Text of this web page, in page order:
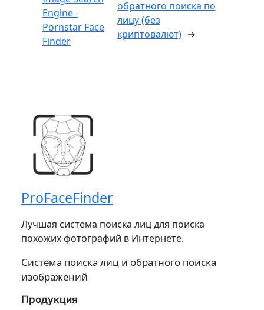
Engine -
Pornstar Face
Finder
обратного поиска по
лицу (без
криптовалют) →
ProFaceFinder
Лучшая система поиска лиц для поиска
похожих фотографий в Интернете.
Система поиска лиц и обратного поиска
изображений
Продукция